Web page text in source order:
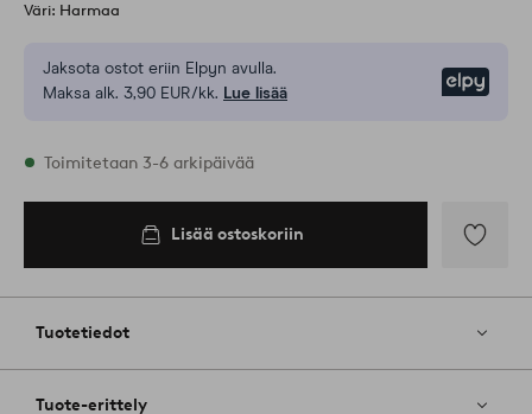
Väri: Harmaa
Jaksota ostot eriin Elpyn avulla.
Maksa alk. 3,90 EUR/kk. Lue lisää
Varastossa
Toimitetaan 3-6 arkipäivää
Lisää ostoskoriin
Tuotetiedot
Tuote-erittely